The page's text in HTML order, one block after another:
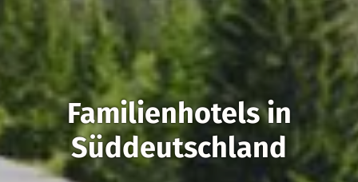
Familienhotels in
Süddeutschland